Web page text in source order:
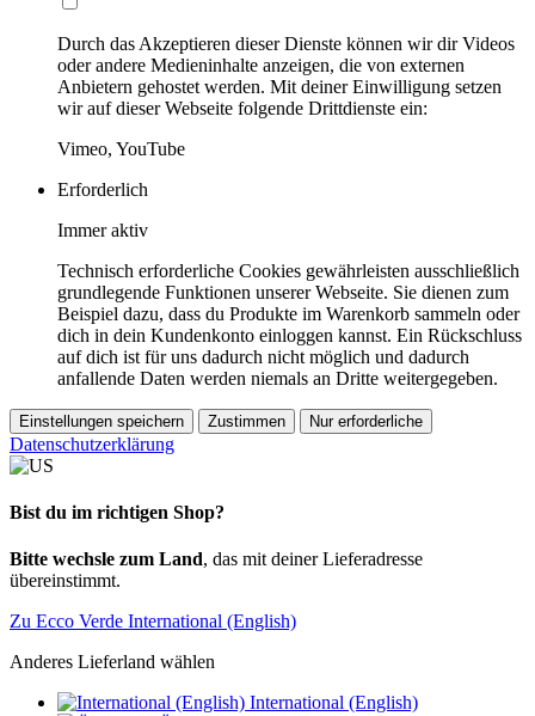
Durch das Akzeptieren dieser Dienste können wir dir Videos
oder andere Medieninhalte anzeigen, die von externen
Anbietern gehostet werden. Mit deiner Einwilligung setzen
wir auf dieser Webseite folgende Drittdienste ein:
Vimeo, YouTube
Erforderlich
Immer aktiv
Technisch erforderliche Cookies gewährleisten ausschließlich
grundlegende Funktionen unserer Webseite. Sie dienen zum
Beispiel dazu, dass du Produkte im Warenkorb sammeln oder
dich in dein Kundenkonto einloggen kannst. Ein Rückschluss
auf dich ist für uns dadurch nicht möglich und dadurch
anfallende Daten werden niemals an Dritte weitergegeben.
Einstellungen speichern Zustimmen Nur erforderliche
Datenschutzerklärung
Bist du im richtigen Shop?
Bitte wechsle zum Land, das mit deiner Lieferadresse
übereinstimmt.
Zu Ecco Verde International (English)
Anderes Lieferland wählen
International (English)